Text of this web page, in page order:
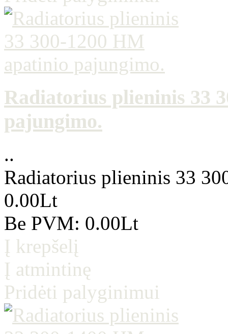
Radiatorius plieninis 33
pajungimo.
..
Radiatorius plieninis 33
0.00Lt
Be PVM: 0.00Lt
Į krepšelį
Į atmintinę
Pridėti palyginimui